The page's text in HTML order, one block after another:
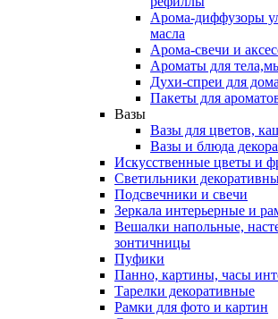
Арома-диффузоры
масла
Арома-свечи и
Ароматы для
Духи-спреи для
Пакеты для
Вазы
Вазы для цветов,
Вазы и блюда
Искусственные цветы и
Светильники
Подсвечники и свечи
Зеркала интерьерные и
Вешалки напольные,
зонтичницы
Пуфики
Панно, картины, часы
Тарелки декоративные
Рамки для фото и картин